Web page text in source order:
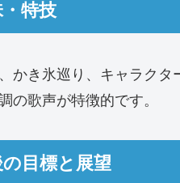
特技
かき氷巡り、キャラク
の歌声が特徴的です。
目標と展望